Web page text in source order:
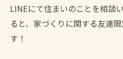
LINEにて住まいのことを相談
ると、家づくりに関する友達
す！